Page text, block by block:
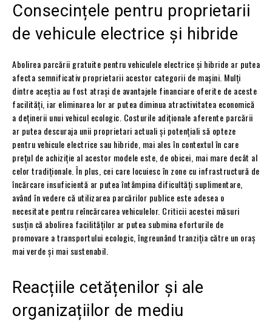
Consecințele pentru proprietarii
de vehicule electrice și hibride
Abolirea parcării gratuite pentru vehiculele electrice și hibride ar putea
afecta semnificativ proprietarii acestor categorii de mașini. Mulți
dintre aceștia au fost atrași de avantajele financiare oferite de aceste
facilități, iar eliminarea lor ar putea diminua atractivitatea economică
a deținerii unui vehicul ecologic. Costurile adiționale aferente parcării
ar putea descuraja unii proprietari actuali și potențiali să opteze
pentru vehicule electrice sau hibride, mai ales în contextul în care
prețul de achiziție al acestor modele este, de obicei, mai mare decât al
celor tradiționale. În plus, cei care locuiesc în zone cu infrastructură de
încărcare insuficientă ar putea întâmpina dificultăți suplimentare,
având în vedere că utilizarea parcărilor publice este adesea o
necesitate pentru reîncărcarea vehiculelor. Criticii acestei măsuri
susțin că abolirea facilităților ar putea submina eforturile de
promovare a transportului ecologic, îngreunând tranziția către un oraș
mai verde și mai sustenabil.
Reacțiile cetățenilor și ale
organizațiilor de mediu